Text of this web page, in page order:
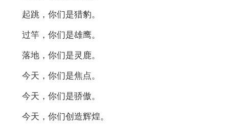
起跳，你们是猎豹。
过竿，你们是雄鹰。
落地，你们是灵鹿。
今天，你们是焦点。
今天，你们是骄傲。
今天，你们创造辉煌。